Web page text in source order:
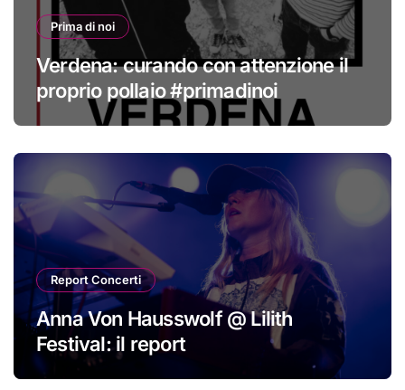
Prima di noi
Verdena: curando con attenzione il
proprio pollaio #primadinoi
Report Concerti
Anna Von Hausswolf @ Lilith
Festival: il report